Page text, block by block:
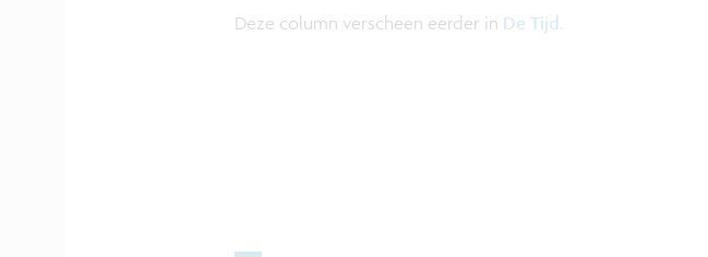
Deze column verscheen eerder in De Tijd.